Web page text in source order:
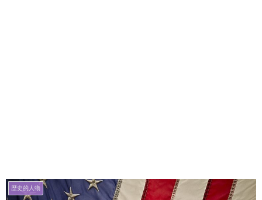
歴史的人物